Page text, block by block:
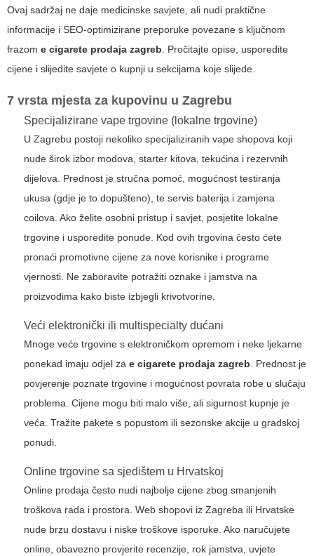
Ovaj sadržaj ne daje medicinske savjete, ali nudi praktične
informacije i SEO-optimizirane preporuke povezane s ključnom
frazom e cigarete prodaja zagreb. Pročitajte opise, usporedite
cijene i slijedite savjete o kupnji u sekcijama koje slijede.
7 vrsta mjesta za kupovinu u Zagrebu
Specijalizirane vape trgovine (lokalne trgovine)
U Zagrebu postoji nekoliko specijaliziranih vape shopova koji
nude širok izbor modova, starter kitova, tekućina i rezervnih
dijelova. Prednost je stručna pomoć, mogućnost testiranja
ukusa (gdje je to dopušteno), te servis baterija i zamjena
coilova. Ako želite osobni pristup i savjet, posjetite lokalne
trgovine i usporedite ponude. Kod ovih trgovina često ćete
pronaći promotivne cijene za nove korisnike i programe
vjernosti. Ne zaboravite potražiti oznake i jamstva na
proizvodima kako biste izbjegli krivotvorine.
Veći elektronički ili multispecialty dućani
Mnoge veće trgovine s elektroničkom opremom i neke ljekarne
ponekad imaju odjel za e cigarete prodaja zagreb. Prednost je
povjerenje poznate trgovine i mogućnost povrata robe u slučaju
problema. Cijene mogu biti malo više, ali sigurnost kupnje je
veća. Tražite pakete s popustom ili sezonske akcije u gradskoj
ponudi.
Online trgovine sa sjedištem u Hrvatskoj
Online prodaja često nudi najbolje cijene zbog smanjenih
troškova rada i prostora. Web shopovi iz Zagreba ili Hrvatske
nude brzu dostavu i niske troškove isporuke. Ako naručujete
online, obavezno provjerite recenzije, rok jamstva, uvjete